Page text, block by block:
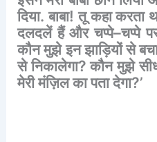
दिया.बाबा!तू कहा करता
दलदलें हैं और चप्पे–चप्पे
कौनमुझेइनझाड़ियोंसे
से निकालेगा?कौन मुझे
मेरीमंज़िलकापतादेगा?’